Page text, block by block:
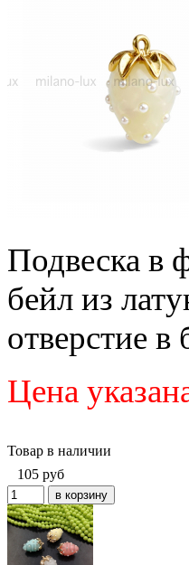
Подвеска в
бейл из
отверстие в
Цена
Товар в наличии
105 руб